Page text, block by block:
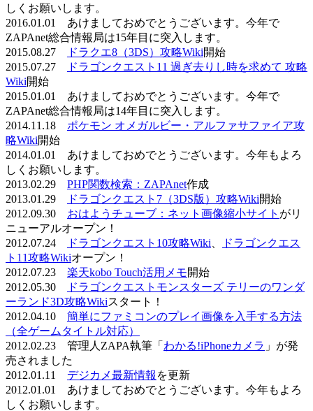
しくお願いします。
2016.01.01 あけましておめでとうございます。今年で
ZAPAnet総合情報局は15年目に突入します。
2015.08.27
ドラクエ8（3DS）攻略Wiki開始
2015.07.27
ドラゴンクエスト11 過ぎ去りし時を求めて 攻略
Wiki開始
2015.01.01 あけましておめでとうございます。今年で
ZAPAnet総合情報局は14年目に突入します。
2014.11.18 ポケモン オメガルビー・アルファサファイア攻
略Wiki開始
2014.01.01 あけましておめでとうございます。今年もよろ
しくお願いします。
2013.02.29 PHP関数検索：ZAPAnet作成
2013.01.29
ドラゴンクエスト7（3DS版）攻略Wiki開始
2012.09.30 おはようチューブ：ネット画像縮小サイト がリ
ニューアルオープン！
2012.07.24
ドラゴンクエスト10攻略Wiki
ドラゴンクエス
ト11攻略Wikiオープン！
2012.07.23 楽天kobo Touch活用メモ開始
2012.05.30
ドラゴンクエストモンスターズ テリーのワンダ
ーランド3D攻略Wikiスタート！
2012.04.10 簡単にファミコンのプレイ画像を入手する方法
（全ゲームタイトル対応）
2012.02.23 管理人ZAPA執筆「 わかる!iPhoneカメラ 」が発
売されました
2012.01.11 デジカメ最新情報 を更新
2012.01.01 あけましておめでとうございます。今年もよろ
しくお願いします。